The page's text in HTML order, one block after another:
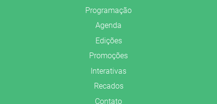
Programação
Agenda
Edições
Promoções
Interativas
Recados
Contato